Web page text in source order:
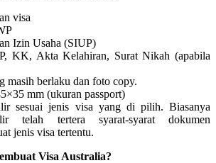
visa
Izin Usaha (SIUP)
KK, Akta Kelahiran, Surat Nikah (apabila
masih berlaku dan foto copy.
mm (ukuran passport)
sesuai jenis visa yang di pilih. Biasanya
telah tertera syarat-syarat dokumen
jenis visa tertentu.
Visa Australia?